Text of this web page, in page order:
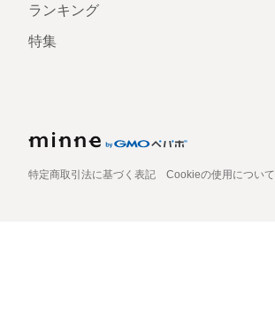
ランキング
特集
特定商取引法に基づく表記 Cookieの使用について